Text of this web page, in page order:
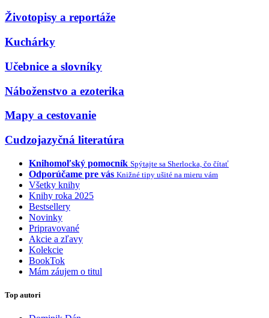
Životopisy a reportáže
Kuchárky
Učebnice a slovníky
Náboženstvo a ezoterika
Mapy a cestovanie
Cudzojazyčná literatúra
Knihomoľský pomocník Spýtajte sa Sherlocka, čo čítať
Odporúčame pre vás Knižné tipy ušité na mieru vám
Všetky knihy
Knihy roka 2025
Bestsellery
Novinky
Pripravované
Akcie a zľavy
Kolekcie
BookTok
Mám záujem o titul
Top autori